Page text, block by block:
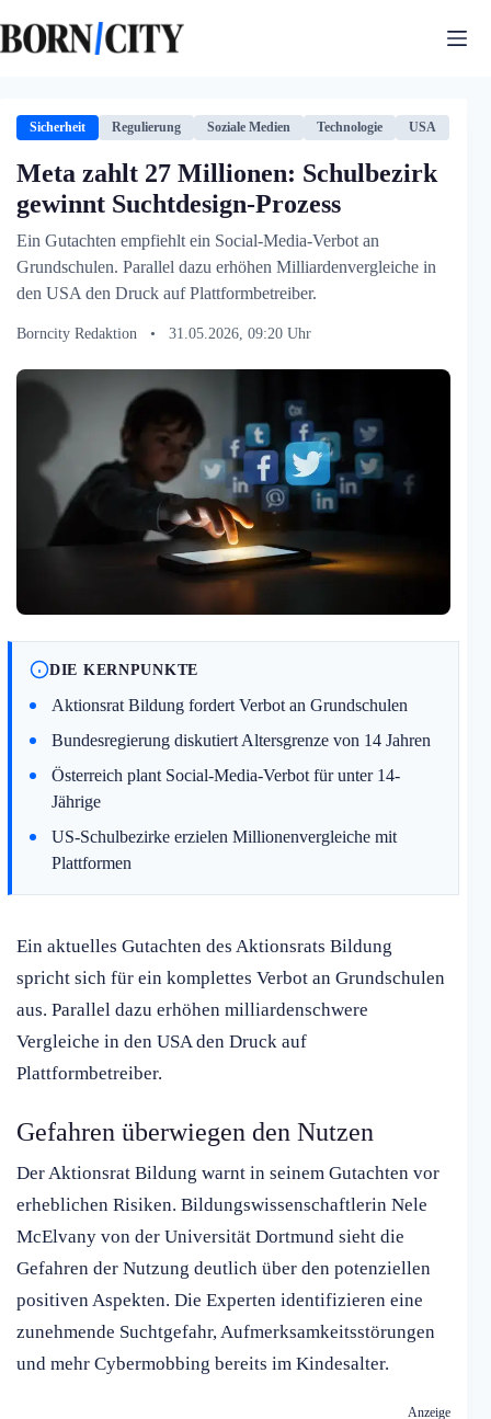
Inhalt
springen
Sicherheit Regulierung Soziale Medien Technologie USA
Meta zahlt 27 Millionen: Schulbezirk
gewinnt Suchtdesign-Prozess
Ein Gutachten empfiehlt ein Social-Media-Verbot an
Grundschulen. Parallel dazu erhöhen Milliardenvergleiche in
den USA den Druck auf Plattformbetreiber.
Borncity Redaktion • 31.05.2026, 09:20 Uhr
DIE KERNPUNKTE
Aktionsrat Bildung fordert Verbot an Grundschulen
Bundesregierung diskutiert Altersgrenze von 14 Jahren
Österreich plant Social-Media-Verbot für unter 14-
Jährige
US-Schulbezirke erzielen Millionenvergleiche mit
Plattformen
Ein aktuelles Gutachten des Aktionsrats Bildung
spricht sich für ein komplettes Verbot an Grundschulen
aus. Parallel dazu erhöhen milliardenschwere
Vergleiche in den USA den Druck auf
Plattformbetreiber.
Gefahren überwiegen den Nutzen
Der Aktionsrat Bildung warnt in seinem Gutachten vor
erheblichen Risiken. Bildungswissenschaftlerin Nele
McElvany von der Universität Dortmund sieht die
Gefahren der Nutzung deutlich über den potenziellen
positiven Aspekten. Die Experten identifizieren eine
zunehmende Suchtgefahr, Aufmerksamkeitsstörungen
und mehr Cybermobbing bereits im Kindesalter.
Anzeige